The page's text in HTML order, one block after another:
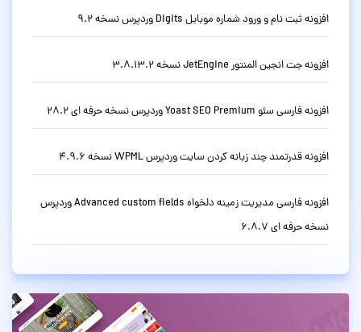
افزونه ثبت نام و ورود شماره موبایل Digits وردپرس نسخه 9.2
افزونه جت انجین المنتور JetEngine نسخه 3.8.13.2
افزونه فارسی سئو Yoast SEO Premium وردپرس نسخه حرفه ای 28.2
افزونه قدرتمند چند زبانه کردن سایت وردپرس WPML نسخه 4.9.6
افزونه فارسی مدیریت زمینه دلخواه Advanced custom fields وردپرس
نسخه حرفه ای 6.8.7